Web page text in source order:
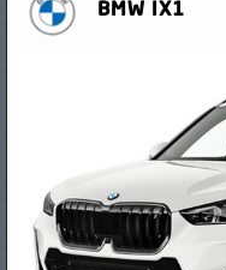
BMW IX1
D'OCCASION
PNEUS